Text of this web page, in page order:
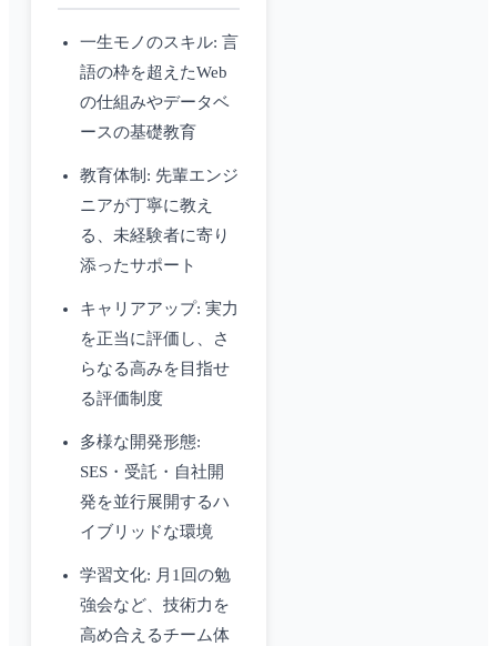
一生モノのスキル: 言
語の枠を超えたWeb
の仕組みやデータベ
ースの基礎教育
教育体制: 先輩エンジ
ニアが丁寧に教え
る、未経験者に寄り
添ったサポート
キャリアアップ: 実力
を正当に評価し、さ
らなる高みを目指せ
る評価制度
多様な開発形態:
SES・受託・自社開
発を並行展開するハ
イブリッドな環境
学習文化: 月1回の勉
強会など、技術力を
高め合えるチーム体